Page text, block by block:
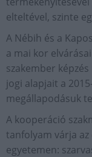
elteltével, szinte
A Nébih és a
a mai kor
szakember
jogi alapjait a
megállapodásuk
A kooperáció
tanfolyam várja
egyetemen: